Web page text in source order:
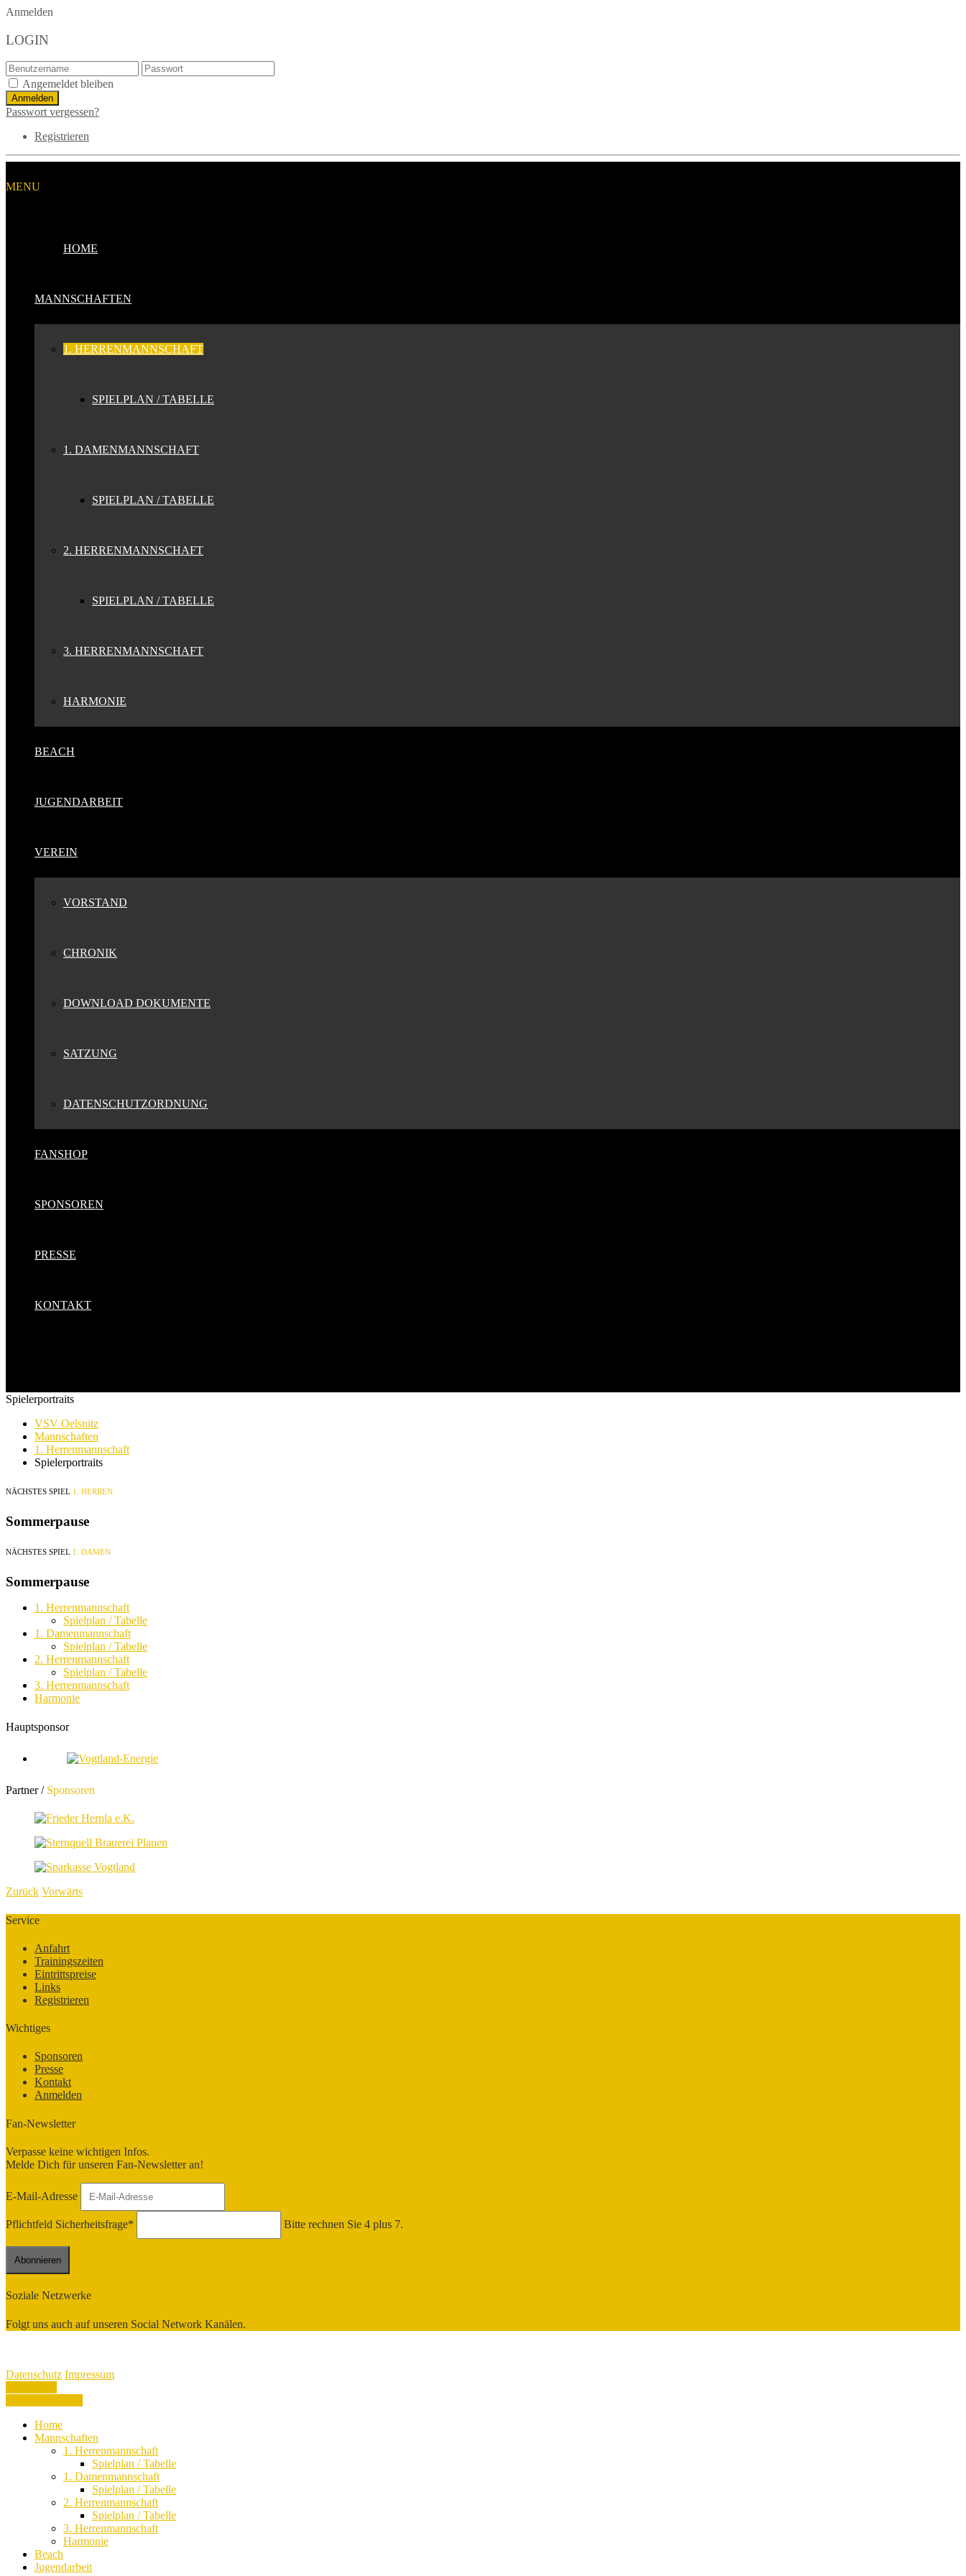
Anmelden
LOGIN
Angemeldet bleiben
Passwort vergessen?
Registrieren
MENU
HOME
MANNSCHAFTEN
1. HERRENMANNSCHAFT
SPIELPLAN / TABELLE
1. DAMENMANNSCHAFT
SPIELPLAN / TABELLE
2. HERRENMANNSCHAFT
SPIELPLAN / TABELLE
3. HERRENMANNSCHAFT
HARMONIE
BEACH
JUGENDARBEIT
VEREIN
VORSTAND
CHRONIK
DOWNLOAD DOKUMENTE
SATZUNG
DATENSCHUTZORDNUNG
FANSHOP
SPONSOREN
PRESSE
KONTAKT
Spielerportraits
VSV Oelsnitz
Mannschaften
1. Herrenmannschaft
Spielerportraits
NÄCHSTES SPIEL 1. HERREN
Sommerpause
NÄCHSTES SPIEL 1. DAMEN
Sommerpause
1. Herrenmannschaft
Spielplan / Tabelle
1. Damenmannschaft
Spielplan / Tabelle
2. Herrenmannschaft
Spielplan / Tabelle
3. Herrenmannschaft
Harmonie
Hauptsponsor
Partner / Sponsoren
Zurück Vorwärts
Service
Anfahrt
Trainingszeiten
Eintrittspreise
Links
Registrieren
Wichtiges
Sponsoren
Presse
Kontakt
Anmelden
Fan-Newsletter
Verpasse keine wichtigen Infos.
Melde Dich für unseren Fan-Newsletter an!
E-Mail-Adresse
Pflichtfeld Sicherheitsfrage* Bitte rechnen Sie 4 plus 7.
Soziale Netzwerke
Folgt uns auch auf unseren Social Network Kanälen.
Datenschutz Impressum
Home
Mannschaften
1. Herrenmannschaft
Spielplan / Tabelle
1. Damenmannschaft
Spielplan / Tabelle
2. Herrenmannschaft
Spielplan / Tabelle
3. Herrenmannschaft
Harmonie
Beach
Jugendarbeit